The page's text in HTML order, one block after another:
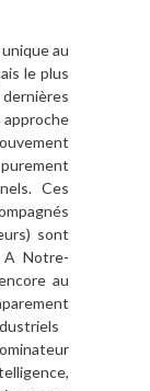
au
le plus
approche
Ces
sont
A Notre-
au